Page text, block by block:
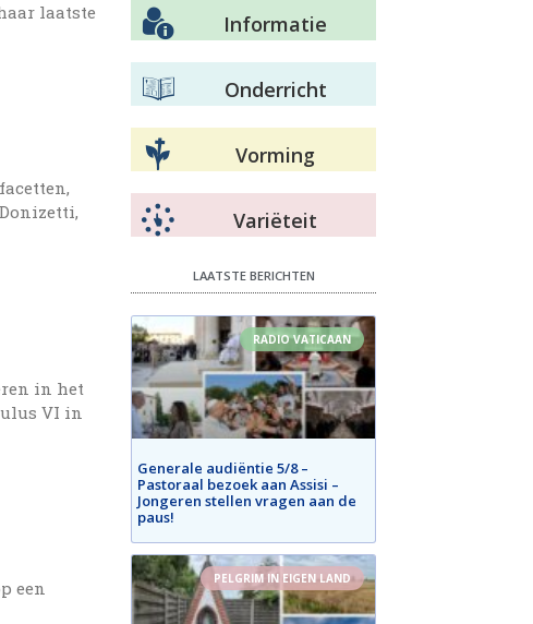
laatste
in het
VI in
een
Informatie
Onderricht
Vorming
Variëteit
LAATSTE BERICHTEN
RADIO VATICAAN
Generale audiëntie 5/8 –
Pastoraal bezoek aan Assisi –
Jongeren stellen vragen aan de
paus!
PELGRIM IN EIGEN LAND